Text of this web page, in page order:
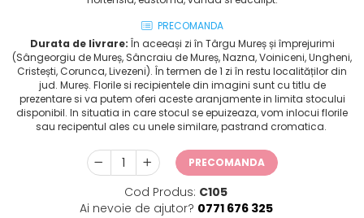
PRECOMANDA
Durata de livrare: În aceeași zi în Târgu Mureș și împrejurimi
(Sângeorgiu de Mureș, Sâncraiu de Mureș, Nazna, Voiniceni, Ungheni,
Cristești, Corunca, Livezeni). În termen de 1 zi în restu localităților din
jud. Mureș. Florile si recipientele din imagini sunt cu titlu de
prezentare si va putem oferi aceste aranjamente in limita stocului
disponibil. In situatia in care stocul se epuizeaza, vom inlocui florile
sau recipentul ales cu unele similare, pastrand cromatica.
PRECOMANDA
Cod Produs: C105
Ai nevoie de ajutor? 0771 676 325